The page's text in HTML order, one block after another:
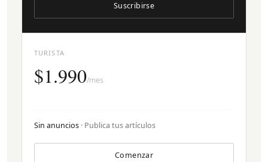
TURISTA
$1.990/mes
Sin anuncios · Publica tus artículos
Comenzar
Suscribirse